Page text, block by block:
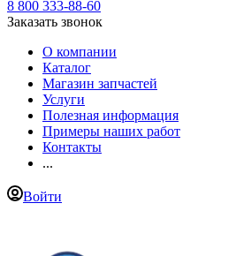
8 800 333-88-60
Заказать звонок
О компании
Каталог
Магазин запчастей
Услуги
Полезная информация
Примеры наших работ
Контакты
...
Войти